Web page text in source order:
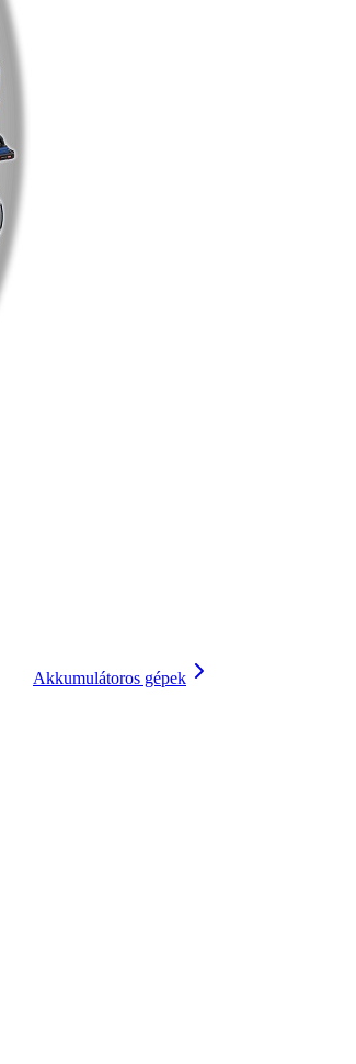
Akkumulátoros gépek